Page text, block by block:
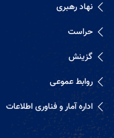
نهاد رهبری
حراست
گزینش
روابط عموعی
اداره آمار و فناوری اطلاعات